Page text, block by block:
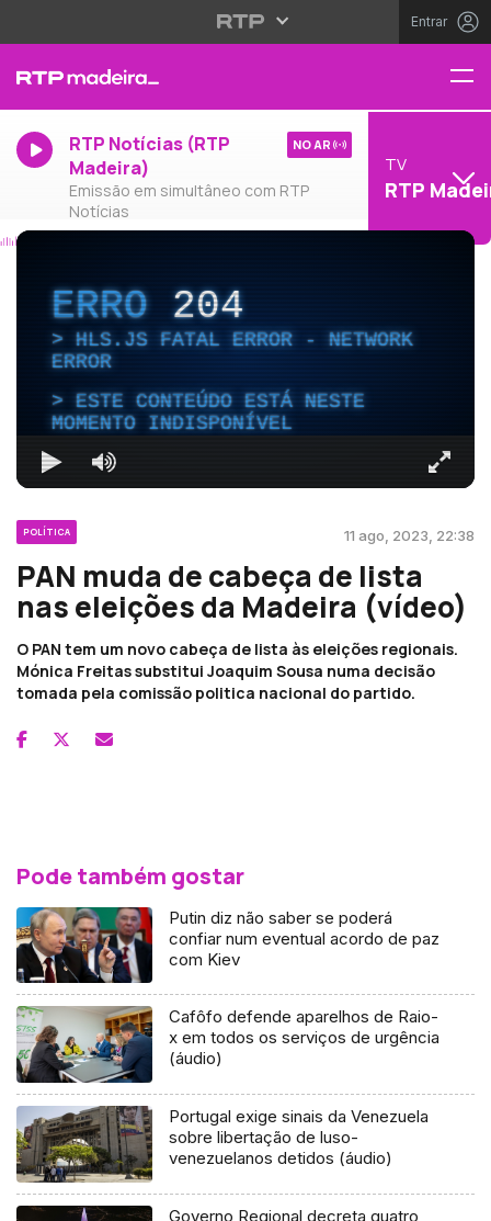
Entrar
RTP Notícias (RTP
Madeira)
Emissão em simultâneo com RTP
Notícias
NO AR
TV
RTP
ERRO204
HLS.JS FATAL ERROR - NETWORK
ERROR
ESTE CONTEÚDO ESTÁ NESTE
MOMENTO INDISPONÍVEL
POLÍTICA 11 ago, 2023, 22:38
PAN muda de cabeça de lista
nas eleições da Madeira (vídeo)
O PAN tem um novo cabeça de lista às eleições regionais.
Mónica Freitas substitui Joaquim Sousa numa decisão
tomada pela comissão politica nacional do partido.
Pode também gostar
Putin diz não saber se poderá
confiar num eventual acordo de paz
com Kiev
Cafôfo defende aparelhos de Raio-
x em todos os serviços de urgência
(áudio)
Portugal exige sinais da Venezuela
sobre libertação de luso-
venezuelanos detidos (áudio)
Governo Regional decreta quatro